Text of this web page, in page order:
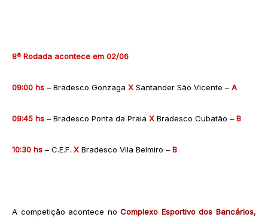
8ª Rodada acontece em 02/06
09:00 hs – Bradesco Gonzaga X Santander São Vicente – A
09:45 hs – Bradesco Ponta da Praia X Bradesco Cubatão – B
10:30 hs – C.E.F. X Bradesco Vila Belmiro – B
A competição acontece noComplexo Esportivo dos Bancários,